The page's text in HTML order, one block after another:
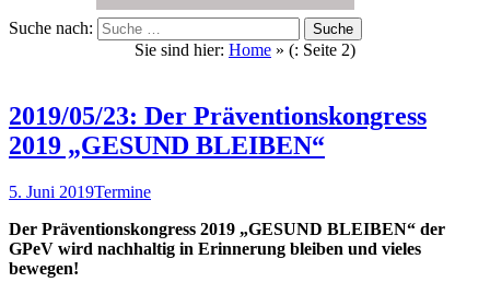
Suche nach:
Sie sind hier: Home » (: Seite 2)
2019/05/23: Der Präventionskongress
2019 „GESUND BLEIBEN“
5. Juni 2019Termine
Der Präventionskongress 2019 „GESUND BLEIBEN“ der
GPeV wird nachhaltig in Erinnerung bleiben und vieles
bewegen!